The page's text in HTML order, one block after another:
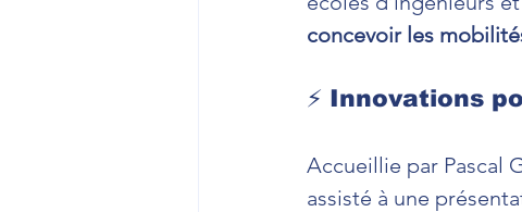
concevoir les
⚡ Innovations
Accueillie par Pascal
assisté à une